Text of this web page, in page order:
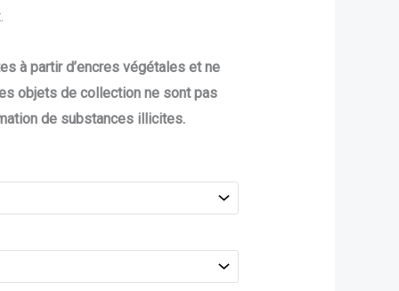
à partir d’encres végétales et ne
objets de collection ne sont pas
de substances illicites.